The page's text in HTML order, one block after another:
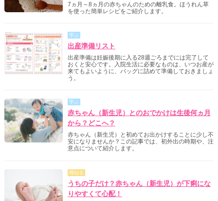
7ヵ月～8ヵ月の赤ちゃんのための離乳食。ほうれん草
を使った簡単レシピをご紹介します。
学ぶ
出産準備リスト
出産準備は妊娠後期に入る28週ごろまでには完了して
おくと安心です。入院生活に必要なものは、いつお産が
来てもよいように、バッグに詰めて準備しておきましょ
う。
学ぶ
赤ちゃん（新生児）とのおでかけは生後何ヵ月
から？どこへ？
赤ちゃん（新生児）と初めてお出かけすることに少し不
安になりませんか？この記事では、初外出の時期や、注
意点について紹介します。
尋ねる
うちの子だけ？赤ちゃん（新生児）が下痢にな
りやすくて心配！